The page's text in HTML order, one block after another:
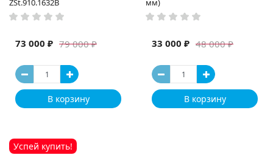
ZSt.910.1632B
79 000 ₽
73 000 ₽
В корзину
мм)
48 000 ₽
33 000 ₽
В корзину
Успей купить!